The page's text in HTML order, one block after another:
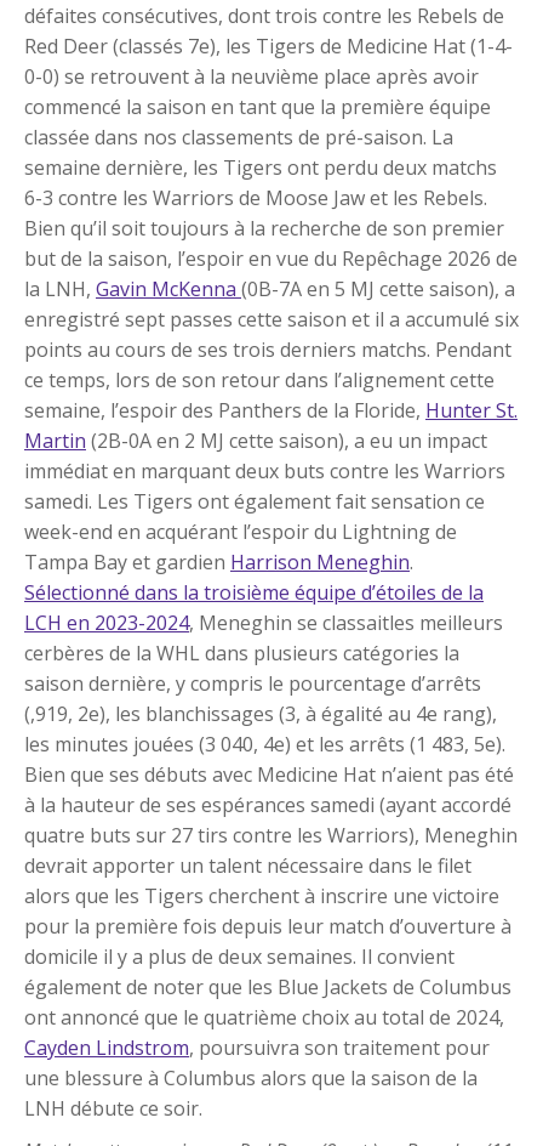
défaites consécutives, dont trois contre les Rebels de
Red Deer (classés 7e), les Tigers de Medicine Hat (1-4-
0-0) se retrouvent à la neuvième place après avoir
commencé la saison en tant que la première équipe
classée dans nos classements de pré-saison. La
semaine dernière, les Tigers ont perdu deux matchs
6-3 contre les Warriors de Moose Jaw et les Rebels.
Bien qu’il soit toujours à la recherche de son premier
but de la saison, l’espoir en vue du Repêchage 2026 de
la LNH, Gavin McKenna (0B-7A en 5 MJ cette saison), a
enregistré sept passes cette saison et il a accumulé six
points au cours de ses trois derniers matchs. Pendant
ce temps, lors de son retour dans l’alignement cette
semaine, l’espoir des Panthers de la Floride, Hunter St.
Martin (2B-0A en 2 MJ cette saison), a eu un impact
immédiat en marquant deux buts contre les Warriors
samedi. Les Tigers ont également fait sensation ce
week-end en acquérant l’espoir du Lightning de
Tampa Bay et gardien Harrison Meneghin.
Sélectionné dans la troisième équipe d’étoiles de la
LCH en 2023-2024, Meneghin se classaitles meilleurs
cerbères de la WHL dans plusieurs catégories la
saison dernière, y compris le pourcentage d’arrêts
(,919, 2e), les blanchissages (3, à égalité au 4e rang),
les minutes jouées (3 040, 4e) et les arrêts (1 483, 5e).
Bien que ses débuts avec Medicine Hat n’aient pas été
à la hauteur de ses espérances samedi (ayant accordé
quatre buts sur 27 tirs contre les Warriors), Meneghin
devrait apporter un talent nécessaire dans le filet
alors que les Tigers cherchent à inscrire une victoire
pour la première fois depuis leur match d’ouverture à
domicile il y a plus de deux semaines. Il convient
également de noter que les Blue Jackets de Columbus
ont annoncé que le quatrième choix au total de 2024,
Cayden Lindstrom, poursuivra son traitement pour
une blessure à Columbus alors que la saison de la
LNH débute ce soir.